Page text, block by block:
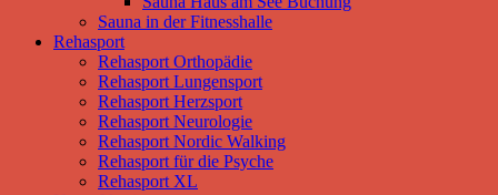
Sauna in der Fitnesshalle
Rehasport
Rehasport Orthopädie
Rehasport Lungensport
Rehasport Herzsport
Rehasport Neurologie
Rehasport Nordic Walking
Rehasport für die Psyche
Rehasport XL